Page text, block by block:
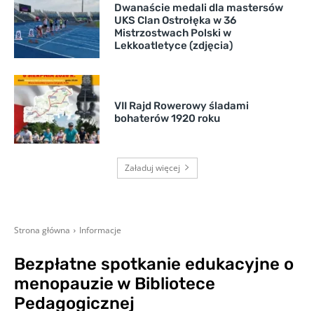
Dwanaście medali dla mastersów
UKS Clan Ostrołęka w 36
Mistrzostwach Polski w
Lekkoatletyce (zdjęcia)
VII Rajd Rowerowy śladami
bohaterów 1920 roku
Załaduj więcej